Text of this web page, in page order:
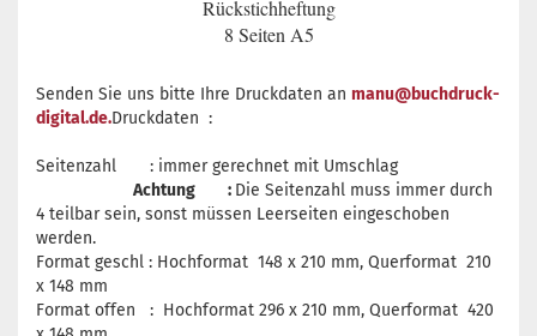
Rückstichheftung
8 Seiten A5
Senden Sie uns bitte Ihre Druckdaten an manu@buchdruck-
digital.de.Druckdaten :
Seitenzahl : immer gerechnet mit Umschlag
Achtung : Die Seitenzahl muss immer durch
4 teilbar sein, sonst müssen Leerseiten eingeschoben
werden.
Format geschl : Hochformat 148 x 210 mm, Querformat 210
x 148 mm
Format offen : Hochformat 296 x 210 mm, Querformat 420